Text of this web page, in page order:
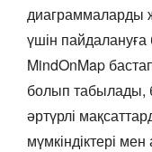
диаграммаларды
үшін
MindOnMap
болып табылады,
әртүрлі
мүмкіндіктері